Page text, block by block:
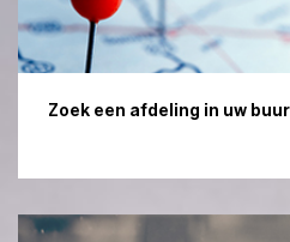
Zoek een afdeling in uw